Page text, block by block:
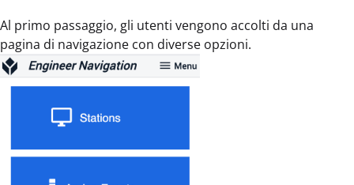
Al primo passaggio, gli utenti vengono accolti da una
pagina di navigazione con diverse opzioni.